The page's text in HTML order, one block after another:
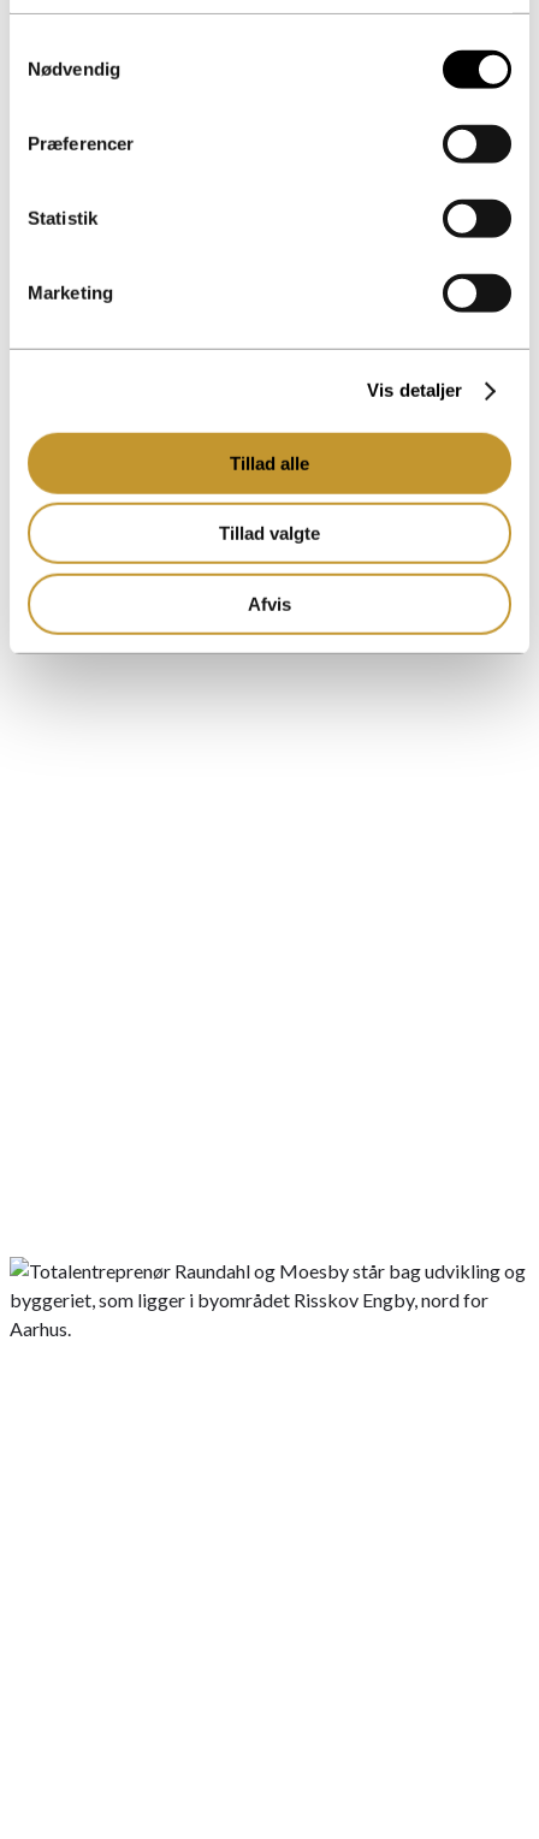
Nødvendig
Præferencer
Statistik
Marketing
Vis detaljer
Tillad alle
Tillad valgte
Afvis